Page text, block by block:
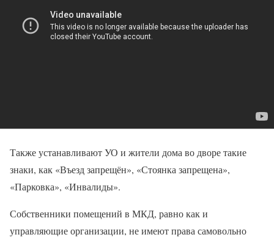
Также устанавливают УО и жители дома во дворе такие
знаки, как «Въезд запрещён», «Стоянка запрещена»,
«Парковка», «Инвалиды».
Собственники помещений в МКД, равно как и
управляющие организации, не имеют права самовольно